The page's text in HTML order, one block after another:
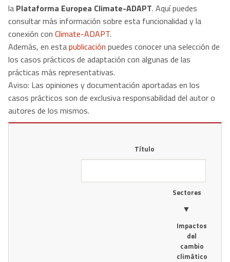
la Plataforma Europea Climate-ADAPT. Aquí puedes
consultar más información sobre esta funcionalidad y la
conexión con Climate-ADAPT.
Además, en estapublicación puedes conocer una selección de
los casos prácticos de adaptación con algunas de las
prácticas más representativas​.
Aviso: ​Las opiniones y documentación aportadas en los
casos prácticos son de exclusiva responsabilidad del autor o
autores de los mismos.
Título
Sectores
▼
Impactos
del
cambio
climático